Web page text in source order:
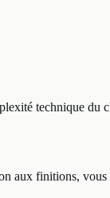
technique du
aux finitions,